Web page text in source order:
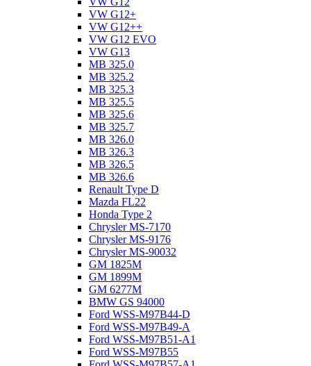
VW G12+
VW G12++
VW G12 EVO
VW G13
MB 325.0
MB 325.2
MB 325.3
MB 325.5
MB 325.6
MB 325.7
MB 326.0
MB 326.3
MB 326.5
MB 326.6
Renault Type D
Mazda FL22
Honda Type 2
Chrysler MS-7170
Chrysler MS-9176
Chrysler MS-90032
GM 1825M
GM 1899M
GM 6277M
BMW GS 94000
Ford WSS-M97B44-D
Ford WSS-M97B49-A
Ford WSS-M97B51-A1
Ford WSS-M97B55